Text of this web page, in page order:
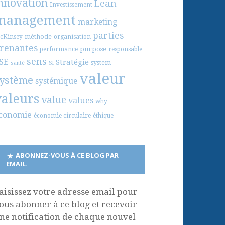
Investissement Lean
marketing
méthode organisation parties
performance purpose responsable
santé sens SI Stratégie system
systémique valeur
value values why
économie circulaire éthique
ABONNEZ-VOUS À CE BLOG PAR
EMAIL.
votre adresse email pour
abonner à ce blog et recevoir
notification de chaque nouvel